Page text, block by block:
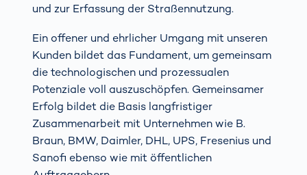
und zur Erfassung der Straßennutzung.
Ein offener und ehrlicher Umgang mit unseren
Kunden bildet das Fundament, um gemeinsam
die technologischen und prozessualen
Potenziale voll auszuschöpfen. Gemeinsamer
Erfolg bildet die Basis langfristiger
Zusammenarbeit mit Unternehmen wie B.
Braun, BMW, Daimler, DHL, UPS, Fresenius und
Sanofi ebenso wie mit öffentlichen